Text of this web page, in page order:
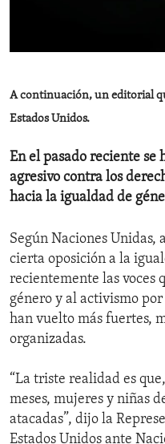
ENVIRONMENT AND
A continuación, un editorial
Estados Unidos.
En el pasado reciente se
agresivo contra los
hacia la igualdad de
Según Naciones Unidas,
cierta oposición a la
recientemente las voces
género y al activismo
han vuelto más fuertes,
organizadas.
“La triste realidad es
meses, mujeres y niñas
atacadas”, dijo la
Estados Unidos ante